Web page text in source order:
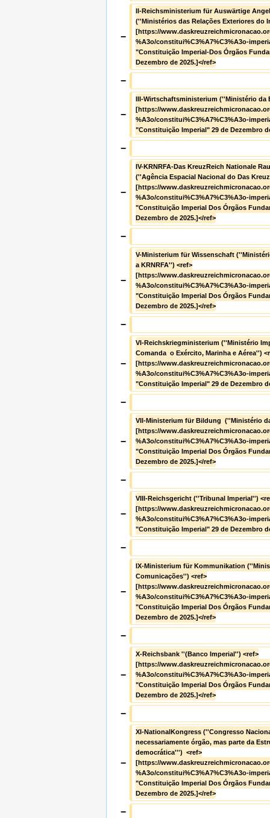
−
II-Reichsministerium für Auswärtige
(''Ministérios das Relações Exteriores do
[https://
%A3o/constitui%C3%A7%C3%A3o-
"Constituição Imperial-Dos Órgãos
Dezembro de 2025.]</ref>
−
−
III-Wirtschaftsministerium (''Ministério da
[https://
%A3o/constitui%C3%A7%C3%A3o-
"Constituição Imperial" 29 de Dezembro
−
−
IV-KRNRFA-Das KreuzReich Nationale
(''Agência Espacial Nacional do Das
[https://
%A3o/constitui%C3%A7%C3%A3o-
"Constituição Imperial Dos Órgãos
Dezembro de 2025.]</ref>
−
−
V-Ministerium für Wissenschaft
a KRNRFA'') <ref>
[https://
%A3o/constitui%C3%A7%C3%A3o-
"Constituição Imperial Dos Órgãos
Dezembro de 2025.]</ref>
−
−
VI-Reichskriegministerium (''Ministério
Comanda  o Exército, Marinha e Aérea'')
[https://
%A3o/constitui%C3%A7%C3%A3o-
"Constituição Imperial" 29 de Dezembro
−
−
VII-Ministerium für Bildung  (''Ministério
[https://
%A3o/constitui%C3%A7%C3%A3o-
"Constituição Imperial Dos Órgãos
Dezembro de 2025.]</ref>
−
−
VIII-Reichsgericht (''Tribunal Imperial'')
[https://
%A3o/constitui%C3%A7%C3%A3o-
"Constituição Imperial" 29 de Dezembro
−
−
IX-Ministerium für Kommunikation
Comunicações'') <ref>
[https://
%A3o/constitui%C3%A7%C3%A3o-
"Constituição Imperial Dos Órgãos
Dezembro de 2025.]</ref>
−
−
X-Reichsbank ''(Banco Imperial'') <ref>
[https://
%A3o/constitui%C3%A7%C3%A3o-
"Constituição Imperial Dos Órgãos
Dezembro de 2025.]</ref>
−
−
XI-NationalKongress (''Congresso
necessariamente órgão, mas parte da
democrática''')  <ref>
[https://
%A3o/constitui%C3%A7%C3%A3o-
"Constituição Imperial Dos Órgãos
Dezembro de 2025.]</ref>
−